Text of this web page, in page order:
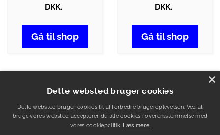
DKK.
Gå til shop
DKK.
Gå til shop
Indholdsfortegnelse
Den lyseblå sweatshirt – din nye yndlingstrøje
Se udvalget af lyseblå sweatshirts her!
Dette websted bruger cookies
Dette websted bruger cookies til at forbedre brugeroplevelsen. Ved at
bruge vores websted accepterer du alle cookies i overensstemmelse med
vores cookiepolitik. Læs mere
×